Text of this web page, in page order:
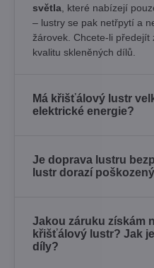
světla, které nabízejí
– lustry se pak netřpytí a
žárovek. Chcete-li předejít
kvalitu skleněných dílů.
Má křišťálový lustr
elektrické energie?
Je doprava lustru
lustr dorazí
Jakou záruku získám
křišťálový lustr? Jak
díly?